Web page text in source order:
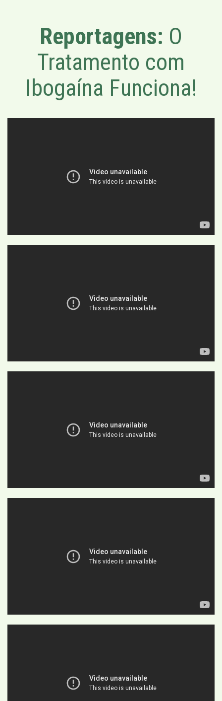
Reportagens: O
Tratamento com
Ibogaína Funciona!